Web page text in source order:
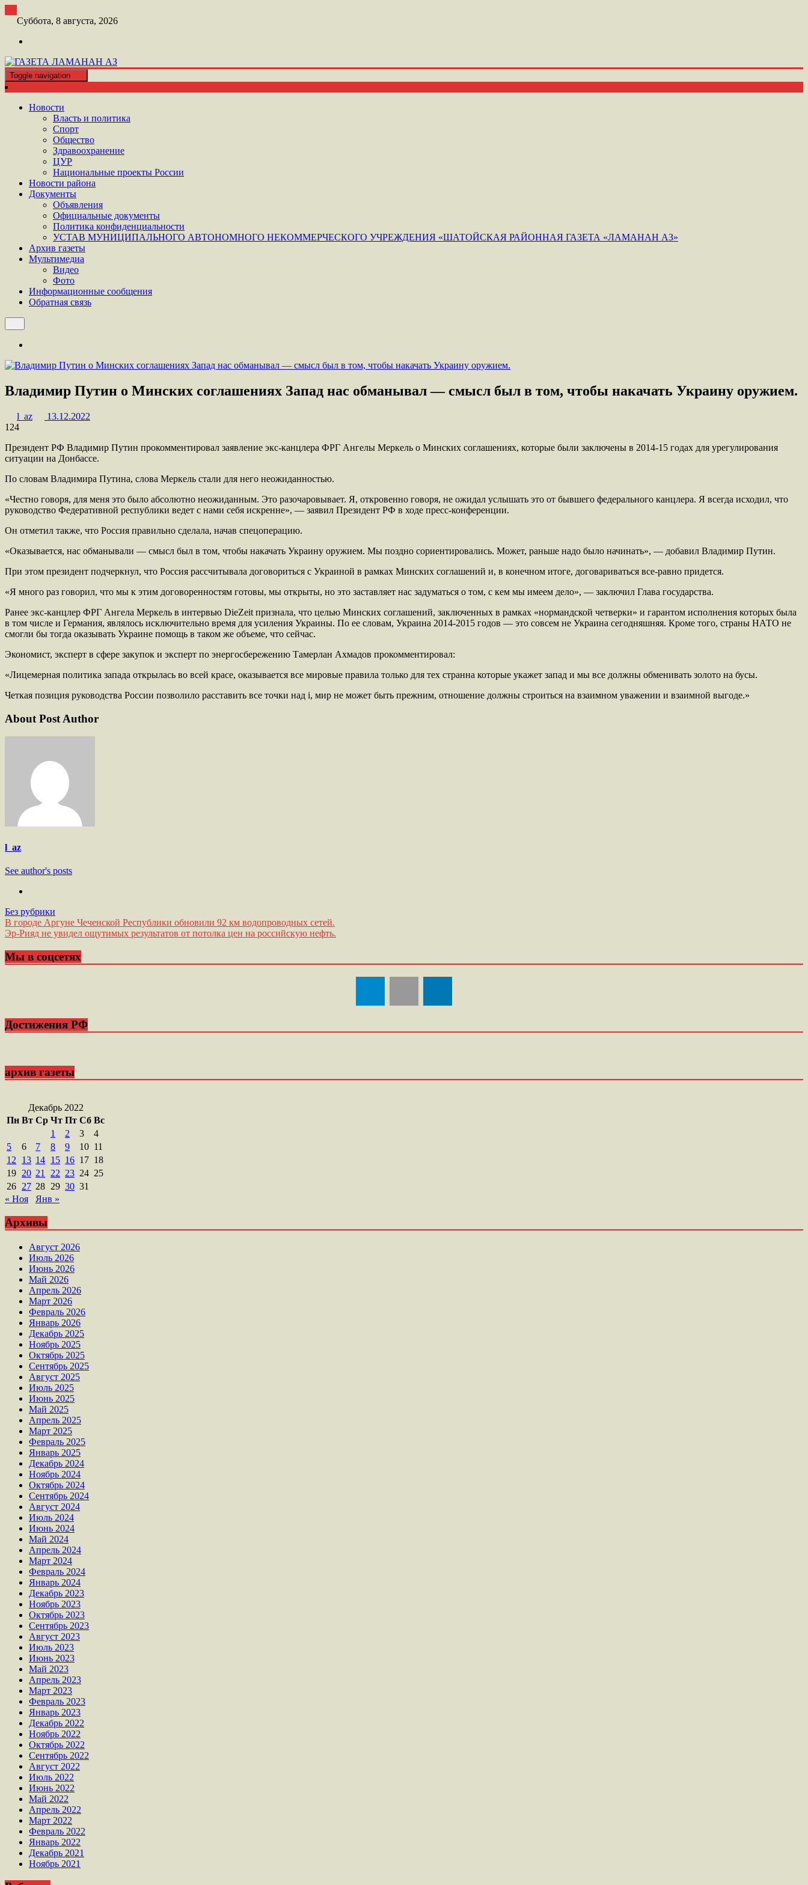
Суббота, 8 августа, 2026
ГАЗЕТА ЛАМАНАН АЗ
ШАТОЙСКАЯ ГАЗЕТА ЛАМАНАН АЗ
Toggle navigation
Новости
Власть и политика
Спорт
Общество
Здравоохранение
ЦУР
Национальные проекты России
Новости района
Документы
Объявления
Официальные документы
Политика конфиденциальности
УСТАВ МУНИЦИПАЛЬНОГО АВТОНОМНОГО НЕКОММЕРЧЕСКОГО УЧРЕЖДЕНИЯ «ШАТОЙСКАЯ РАЙОННАЯ ГАЗЕТА «ЛАМАНАН АЗ»
Архив газеты
Мультимедиа
Видео
Фото
Информационные сообщения
Обратная связь
Владимир Путин о Минских соглашениях Запад нас обманывал — смысл был в том, чтобы накачать Украину оружием.
l_az
13.12.2022
124
Президент РФ Владимир Путин прокомментировал заявление экс-канцлера ФРГ Ангелы Меркель о Минских соглашениях, которые были заключены в 2014-15 годах для урегулирования
ситуации на Донбассе.
По словам Владимира Путина, слова Меркель стали для него неожиданностью.
«Честно говоря, для меня это было абсолютно неожиданным. Это разочаровывает. Я, откровенно говоря, не ожидал услышать это от бывшего федерального канцлера. Я всегда исходил, что
руководство Федеративной республики ведет с нами себя искренне», — заявил Президент РФ в ходе пресс-конференции.
Он отметил также, что Россия правильно сделала, начав спецоперацию.
«Оказывается, нас обманывали — смысл был в том, чтобы накачать Украину оружием. Мы поздно сориентировались. Может, раньше надо было начинать», — добавил Владимир Путин.
При этом президент подчеркнул, что Россия рассчитывала договориться с Украиной в рамках Минских соглашений и, в конечном итоге, договариваться все-равно придется.
«Я много раз говорил, что мы к этим договоренностям готовы, мы открыты, но это заставляет нас задуматься о том, с кем мы имеем дело», — заключил Глава государства.
Ранее экс-канцлер ФРГ Ангела Меркель в интервью DieZeit признала, что целью Минских соглашений, заключенных в рамках «нормандской четверки» и гарантом исполнения которых была
в том числе и Германия, являлось исключительно время для усиления Украины. По ее словам, Украина 2014-2015 годов — это совсем не Украина сегодняшняя. Кроме того, страны НАТО не
смогли бы тогда оказывать Украине помощь в таком же объеме, что сейчас.
Экономист, эксперт в сфере закупок и эксперт по энергосбережению Тамерлан Ахмадов прокомментировал:
«Лицемерная политика запада открылась во всей красе, оказывается все мировые правила только для тех странна которые укажет запад и мы все должны обменивать золото на бусы.
Четкая позиция руководства России позволило расставить все точки над i, мир не может быть прежним, отношение должны строиться на взаимном уважении и взаимной выгоде.»
About Post Author
l_az
See author's posts
Без рубрики
Навигация
по
записям
В городе Аргуне Чеченской Республики обновили 92 км водопроводных сетей.
Эр-Рияд не увидел ощутимых результатов от потолка цен на российскую нефть.
Мы в соцсетях
Достижения РФ
архив газеты
Декабрь 2022
Пн Вт Ср Чт Пт Сб Вс
1
2 3
4
5
6 7 8 9 10 11
12
13 14 15 16 17 18
19 20 21 22 23 24 25
26 27 28 29 30 31
« Ноя
Янв »
Архивы
Август 2026
Июль 2026
Июнь 2026
Май 2026
Апрель 2026
Март 2026
Февраль 2026
Январь 2026
Декабрь 2025
Ноябрь 2025
Октябрь 2025
Сентябрь 2025
Август 2025
Июль 2025
Июнь 2025
Май 2025
Апрель 2025
Март 2025
Февраль 2025
Январь 2025
Декабрь 2024
Ноябрь 2024
Октябрь 2024
Сентябрь 2024
Август 2024
Июль 2024
Июнь 2024
Май 2024
Апрель 2024
Март 2024
Февраль 2024
Январь 2024
Декабрь 2023
Ноябрь 2023
Октябрь 2023
Сентябрь 2023
Август 2023
Июль 2023
Июнь 2023
Май 2023
Апрель 2023
Март 2023
Февраль 2023
Январь 2023
Декабрь 2022
Ноябрь 2022
Октябрь 2022
Сентябрь 2022
Август 2022
Июль 2022
Июнь 2022
Май 2022
Апрель 2022
Март 2022
Февраль 2022
Январь 2022
Декабрь 2021
Ноябрь 2021